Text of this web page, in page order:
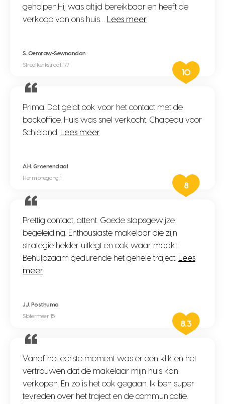
geholpen.Hij was altijd bereikbaar en heeft de
verkoop van ons huis…
Lees meer
S. Oemraw-Sewnandan
Streefkerkstraat 177
10
Prima. Dat geldt ook voor het contact met de
backoffice. Huis was snel verkocht. Chapeau voor
Schieland.
Lees meer
A.H. Groenendaal
Hermionegang 1
8
Prettig contact, attent. Goede stapsgewijze
begeleiding. Enthousiaste makelaar die zijn
strategie helder uitlegt en ook waar maakt.
Behulpzaam gedurende het gehele traject.
Lees
meer
J.J. Posthuma
Slotermeer 15
8.3
Vanaf het eerste moment was er een klik en het
vertrouwen dat de makelaar mijn huis kan
verkopen. En zo is het ook gegaan. Ik ben super
tevreden over het traject en de communicatie.